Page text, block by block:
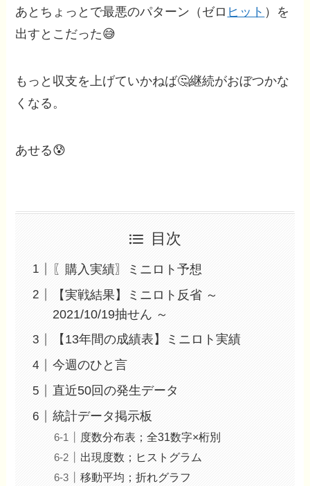
あとちょっとで最悪のパターン（ゼロ ヒット ）を
出すとこだった😅
もっと収支を上げていかねば🤔継続がおぼつかな
くなる。
あせる😰
目次
〖購入実績〗ミニロト予想
【実戦結果】ミニロト反省 ～
2021/10/19抽せん ～
【13年間の成績表】ミニロト実績
今週のひと言
直近50回の発生データ
統計データ掲示板
度数分布表；全31数字×桁別
出現度数；ヒストグラム
移動平均；折れグラフ